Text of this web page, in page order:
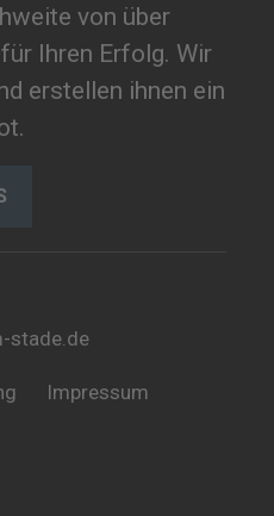
von über
Ihren Erfolg. Wir
erstellen ihnen ein
stade.de
Impressum